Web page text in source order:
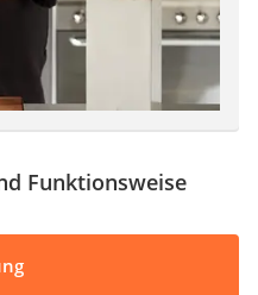
Funktionsweise